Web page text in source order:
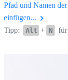
Pfad und Namen
einfügen...
Tipp:
Alt + N für